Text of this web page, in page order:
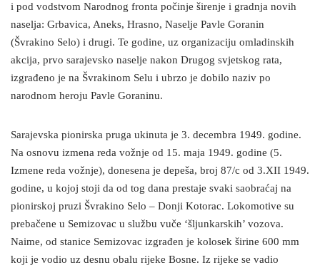
i pod vodstvom Narodnog fronta počinje širenje i gradnja novih
naselja: Grbavica, Aneks, Hrasno, Naselje Pavle Goranin
(Švrakino Selo) i drugi. Te godine, uz organizaciju omladinskih
akcija, prvo sarajevsko naselje nakon Drugog svjetskog rata,
izgrađeno je na Švrakinom Selu i ubrzo je dobilo naziv po
narodnom heroju Pavle Goraninu.
Sarajevska pionirska pruga ukinuta je 3. decembra 1949. godine.
Na osnovu izmena reda vožnje od 15. maja 1949. godine (5.
Izmene reda vožnje), donesena je depeša, broj 87/c od 3.XII 1949.
godine, u kojoj stoji da od tog dana prestaje svaki saobraćaj na
pionirskoj pruzi Švrakino Selo – Donji Kotorac. Lokomotive su
prebačene u Semizovac u službu vuče ‘šljunkarskih’ vozova.
Naime, od stanice Semizovac izgrađen je kolosek širine 600 mm
koji je vodio uz desnu obalu rijeke Bosne. Iz rijeke se vadio